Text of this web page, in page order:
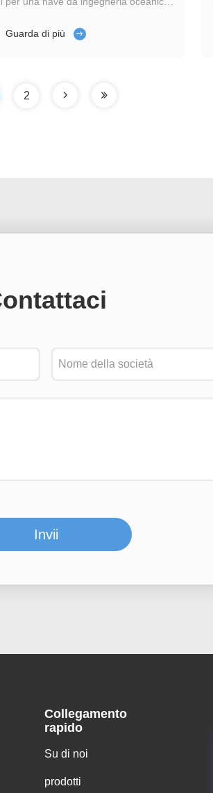
della cabina è diventata il punto
Guarda di più
2
Invii
Collegamento
rapido
Su di noi
prodotti